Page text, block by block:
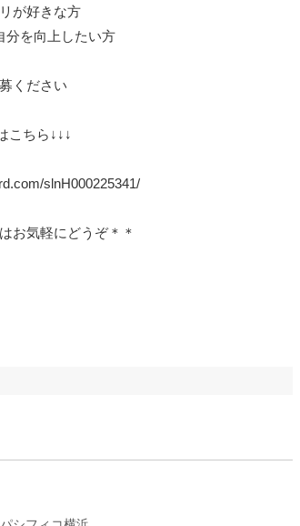
が好きな方
分を向上したい方
ください
こちら↓↓↓
slnH000225341/
お気軽にどうぞ＊＊